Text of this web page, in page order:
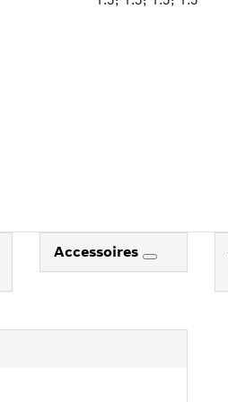
Accessoires